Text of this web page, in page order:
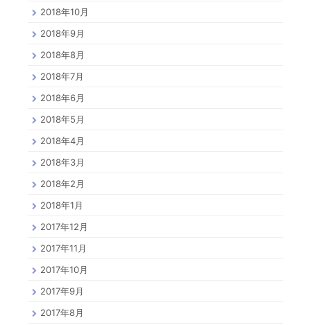
2018年10月
2018年9月
2018年8月
2018年7月
2018年6月
2018年5月
2018年4月
2018年3月
2018年2月
2018年1月
2017年12月
2017年11月
2017年10月
2017年9月
2017年8月